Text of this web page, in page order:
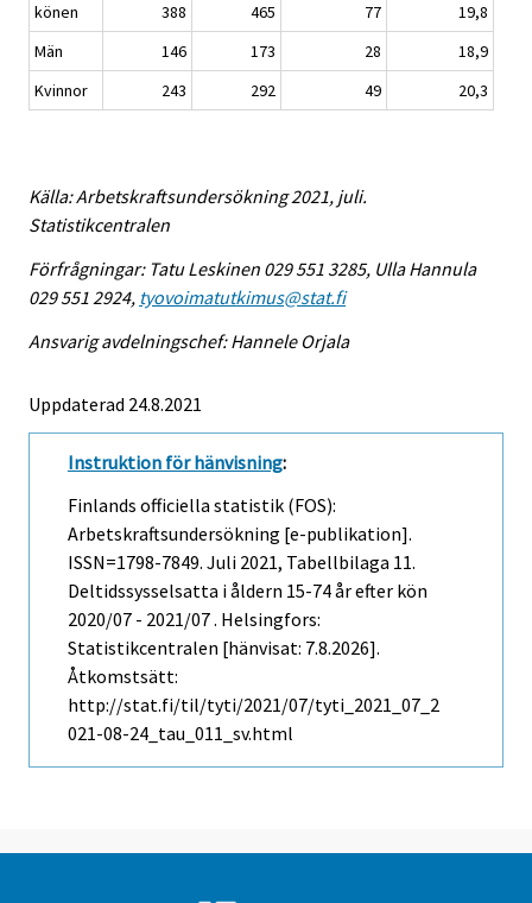
könen
388 465 77
19,8
Män
146 173 28
18,9
Kvinnor
243 292 49 20,3
Källa: Arbetskraftsundersökning 2021, juli.
Statistikcentralen
Förfrågningar: Tatu Leskinen 029 551 3285, Ulla Hannula
029 551 2924, tyovoimatutkimus@stat.fi
Ansvarig avdelningschef: Hannele Orjala
Uppdaterad 24.8.2021
Instruktion för hänvisning:
Finlands officiella statistik (FOS):
Arbetskraftsundersökning [e-publikation].
ISSN=1798-7849. Juli 2021, Tabellbilaga 11.
Deltidssysselsatta i åldern 15-74 år efter kön
2020/07 - 2021/07 . Helsingfors:
Statistikcentralen [hänvisat: 7.8.2026].
Åtkomstsätt:
http://stat.fi/til/tyti/2021/07/tyti_2021_07_2
021-08-24_tau_011_sv.html